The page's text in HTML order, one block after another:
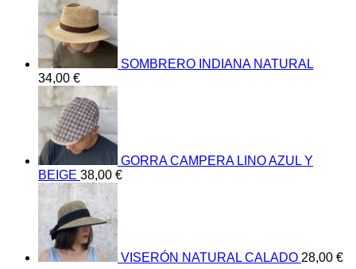
SOMBRERO INDIANA NATURAL
34,00 €
GORRA CAMPERA LINO AZUL Y
BEIGE 38,00 €
VISERÓN NATURAL CALADO 28,00 €